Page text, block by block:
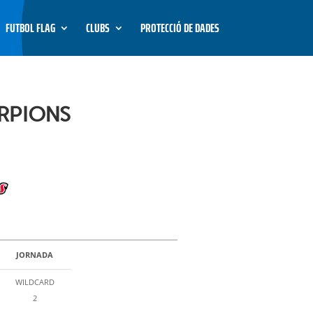
FUTBOL FLAG CLUBS PROTECCIÓ DE DADES
JORNADA
WILDCARD
2